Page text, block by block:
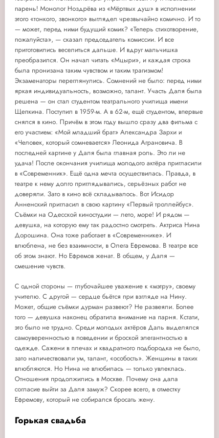
парень! Монолог Ноздрёва из «Мёртвых душ» в исполнении
этого «тонкого, звонкого» выглядел чрезвычайно комично. И то
— может, перед ними будущий комик? «Теперь стихотворение,
пожалуйста», — сказал председатель комиссии. И все
приготовились веселиться дальше. И вдруг мальчишка
преобразился. Он начал читать «Мцыри», и каждая строка
была пронизана таким чувством и таким трагизмом!
Экзаменаторы переглянулись. Сомнений не было: перед ними
яркая индивидуальность, возможно, талант. Участь Даля была
решена — он стал студентом театрального училища имени
Щепкина. Поступил в 1959-м. А в 62-м, ещё студентом, впервые
снялся в кино. Причём в этом году вышло сразу два фильма с
его участием: «Мой младший брат» Александра Зархи и
«Человек, который сомневается» Леонида Аграновича. В
последней картине у Даля была главная роль. Это ли не
удача! После окончания училища молодого актёра пригласили
в «Современник». Ещё одна мечта осуществилась. Правда, в
театре к нему долго приглядывались, серьёзных работ не
доверяли. Зато в кино всё складывалось. Вот Исидор
Анненский пригласил в свою картину «Первый троллейбус».
Съёмки на Одесской киностудии — лето, море! И рядом —
девушка, на которую ему так радостно смотреть. Актриса Нина
Дорошина. Она тоже работает в «Современнике». И
влюблена, не без взаимности, в Олега Ефремова. В театре все
об этом знают. Но Ефремов женат. В общем, у Даля —
смешение чувств.
С одной стороны — глубочайшее уважение к «мэтру», своему
учителю. С другой — сердце бьётся при взгляде на Нину.
Может, общие съёмки дурман развеют? Не развеяли. Более
того — девушка наконец обратила внимание на парня. Кстати,
это было не трудно. Среди молодых актёров Даль выделялся
самоуверенностью в поведении и броской элегантностью в
одежде. Сажени в плечах и квадратного подбородка не было,
зато наличествовали ум, талант, «особость». Женщины в таких
влюбляются. Но Нина не влюбилась — только увлеклась.
Отношения продолжились в Москве. Почему она дала
согласие выйти за Даля замуж? Скорее всего, в отместку
Ефремову, который не собирался бросать жену.
Горькая свадьба